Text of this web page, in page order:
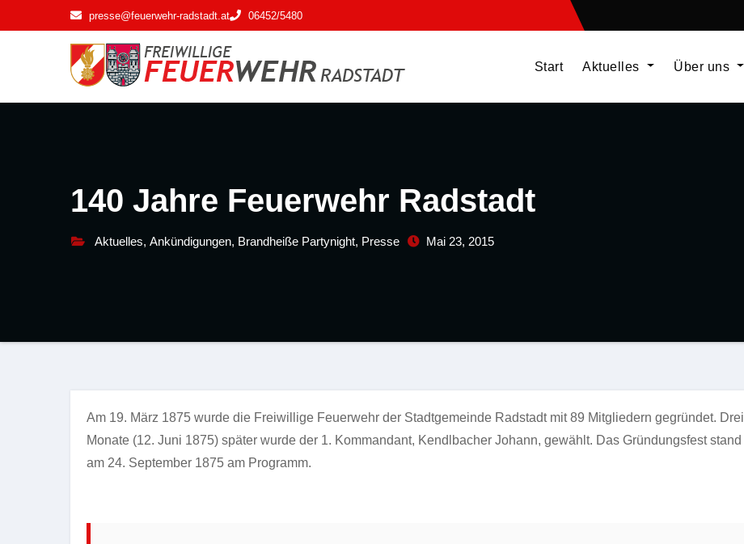
Inhalt
presse@feuerwehr-radstadt.at 06452/5480
Start Aktuelles Über uns
140 Jahre Feuerwehr Radstadt
Aktuelles, Ankündigungen, Brandheiße Partynight, Presse Mai 23, 2015
Am 19. März 1875 wurde die Freiwillige Feuerwehr der Stadtgemeinde Radstadt mit 89 Mitgliedern gegründet. Drei
Monate (12. Juni 1875) später wurde der 1. Kommandant, Kendlbacher Johann, gewählt. Das Gründungsfest stand
am 24. September 1875 am Programm.